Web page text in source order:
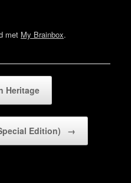
met My Brainbox.
Heritage
Edition) →